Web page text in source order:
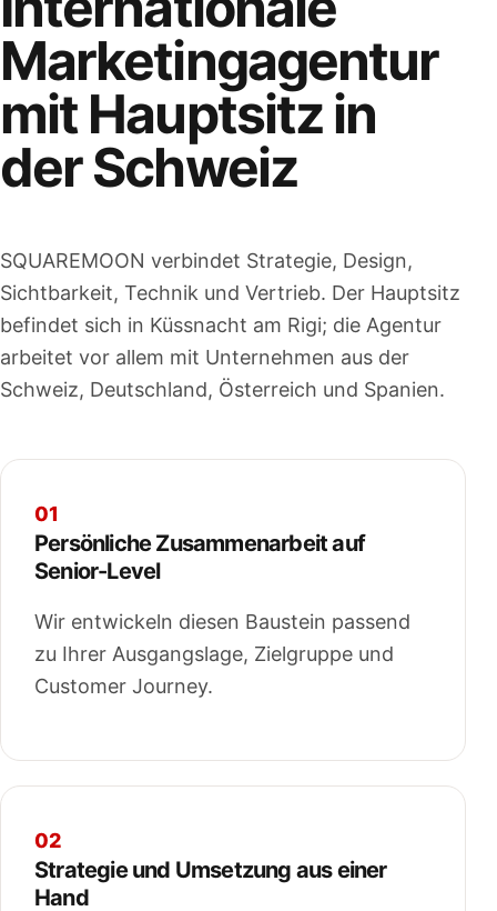
Marketingagentur
mit Hauptsitz in
der Schweiz
SQUAREMOON verbindet Strategie, Design,
Sichtbarkeit, Technik und Vertrieb. Der Hauptsitz
befindet sich in Küssnacht am Rigi; die Agentur
arbeitet vor allem mit Unternehmen aus der
Schweiz, Deutschland, Österreich und Spanien.
01
Persönliche Zusammenarbeit auf
Senior-Level
Wir entwickeln diesen Baustein passend
zu Ihrer Ausgangslage, Zielgruppe und
Customer Journey.
02
Strategie und Umsetzung aus einer
Hand